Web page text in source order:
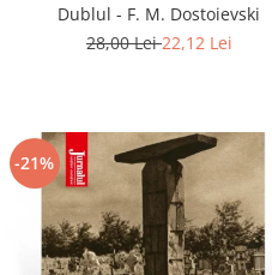
Dublul - F. M. Dostoievski
28,00 Lei22,12 Lei
-21%